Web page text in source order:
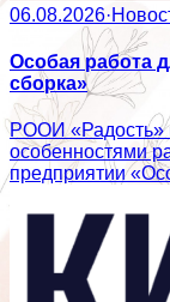
06.08.2026·
Особая работа
сборка»
РООИ «Радость»
особенностями
предприятии